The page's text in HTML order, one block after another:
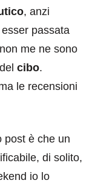
, anzi
passata
me ne sono
cibo.
le recensioni
post è che un
di solito,
io lo